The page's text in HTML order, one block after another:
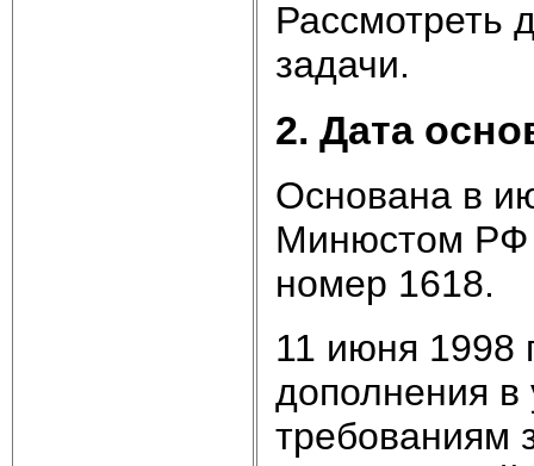
Рассмотреть
задачи.
2. Дата
Основана в
Минюстом РФ
номер 1618.
11 июня 1998
дополнения в
требованиям